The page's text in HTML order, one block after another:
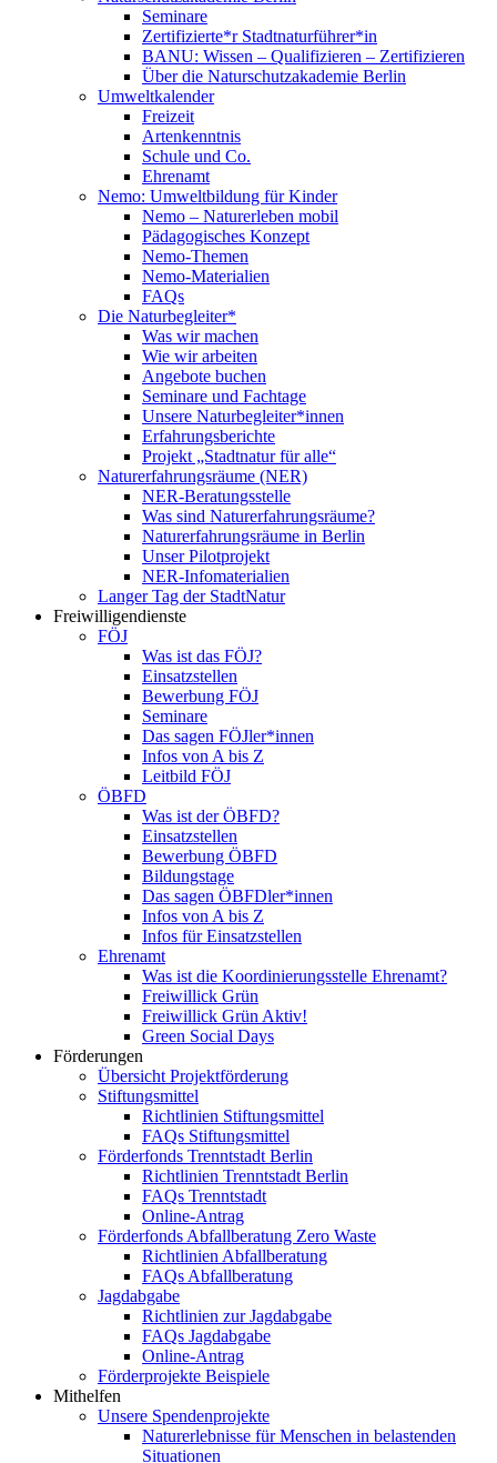
Seminare
Zertifizierte*r Stadtnaturführer*in
BANU: Wissen – Qualifizieren – Zertifizieren
Über die Naturschutzakademie Berlin
Umweltkalender
Freizeit
Artenkenntnis
Schule und Co.
Ehrenamt
Nemo: Umweltbildung für Kinder
Nemo – Naturerleben mobil
Pädagogisches Konzept
Nemo-Themen
Nemo-Materialien
FAQs
Die Naturbegleiter*
Was wir machen
Wie wir arbeiten
Angebote buchen
Seminare und Fachtage
Unsere Naturbegleiter*innen
Erfahrungsberichte
Projekt „Stadtnatur für alle“
Naturerfahrungsräume (NER)
NER-Beratungsstelle
Was sind Naturerfahrungsräume?
Naturerfahrungsräume in Berlin
Unser Pilotprojekt
NER-Infomaterialien
Langer Tag der StadtNatur
Freiwilligendienste
FÖJ
Was ist das FÖJ?
Einsatzstellen
Bewerbung FÖJ
Seminare
Das sagen FÖJler*innen
Infos von A bis Z
Leitbild FÖJ
ÖBFD
Was ist der ÖBFD?
Einsatzstellen
Bewerbung ÖBFD
Bildungstage
Das sagen ÖBFDler*innen
Infos von A bis Z
Infos für Einsatzstellen
Ehrenamt
Was ist die Koordinierungsstelle Ehrenamt?
Freiwillick Grün
Freiwillick Grün Aktiv!
Green Social Days
Förderungen
Übersicht Projektförderung
Stiftungsmittel
Richtlinien Stiftungsmittel
FAQs Stiftungsmittel
Förderfonds Trenntstadt Berlin
Richtlinien Trenntstadt Berlin
FAQs Trenntstadt
Online-Antrag
Förderfonds Abfallberatung Zero Waste
Richtlinien Abfallberatung
FAQs Abfallberatung
Jagdabgabe
Richtlinien zur Jagdabgabe
FAQs Jagdabgabe
Online-Antrag
Förderprojekte Beispiele
Mithelfen
Unsere Spendenprojekte
Naturerlebnisse für Menschen in belastenden
Situationen